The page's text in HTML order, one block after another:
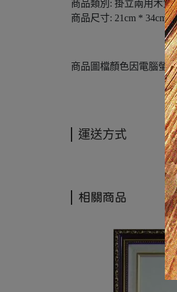
商品類別: 掛立兩用木質
商品尺寸: 21cm * 34cm
商品圖檔顏色因電腦螢
運送方式
相關商品